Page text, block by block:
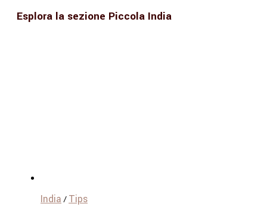
Esplora la sezione Piccola India
India / Tips